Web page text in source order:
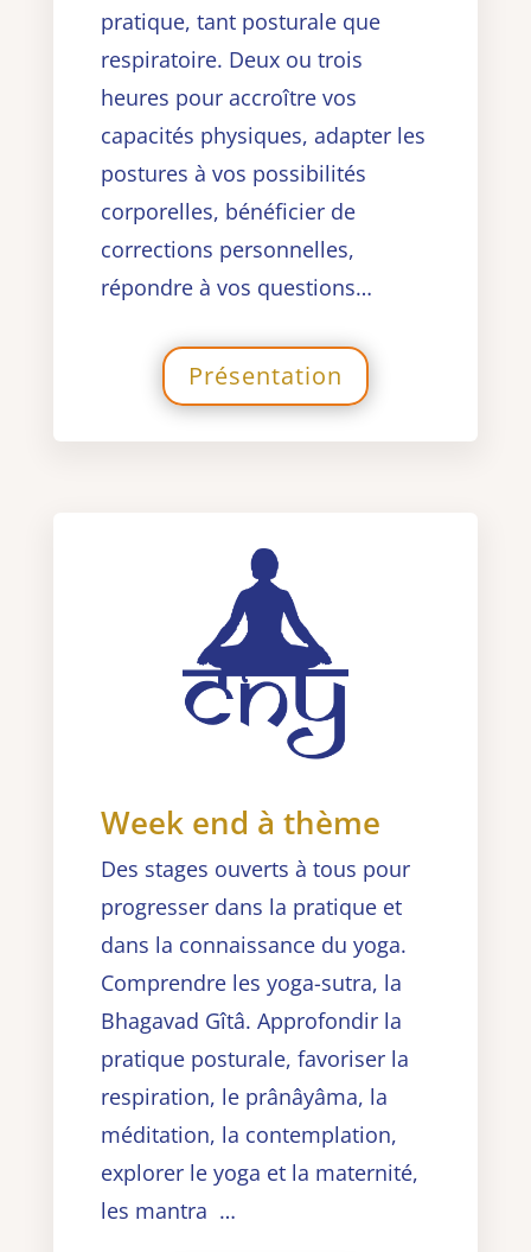
pratique, tant posturale que
respiratoire. Deux ou trois
heures pour accroître vos
capacités physiques, adapter les
postures à vos possibilités
corporelles, bénéficier de
corrections personnelles,
répondre à vos questions…
Présentation
Week end à thème
Des stages ouverts à tous pour
progresser dans la pratique et
dans la connaissance du yoga.
Comprendre les yoga-sutra, la
Bhagavad Gîtâ. Approfondir la
pratique posturale, favoriser la
respiration, le prânâyâma, la
méditation, la contemplation,
explorer le yoga et la maternité,
les mantra …